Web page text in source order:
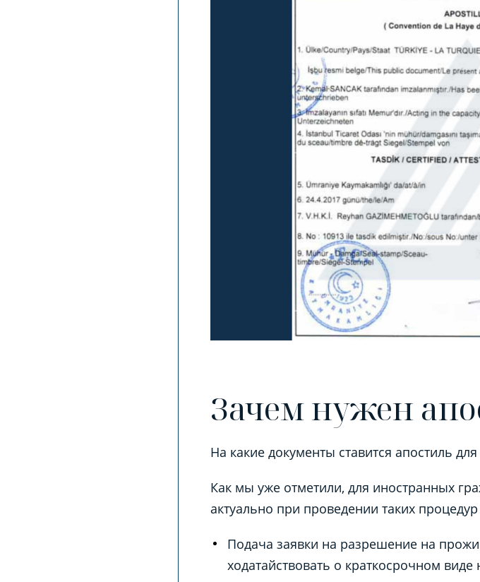
Зачем нужен
На какие документы ставится апостиль
Как мы уже отметили, для иностранных
актуально при проведении таких
Подача заявки на разрешение на
ходатайствовать о краткосрочном